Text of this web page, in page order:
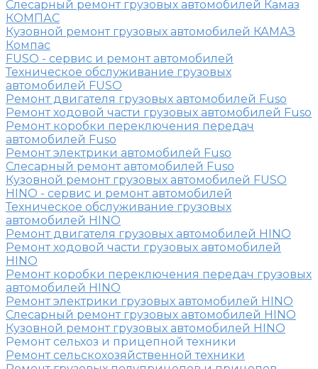
Слесарный ремонт грузовых автомобилей Камаз
КОМПАС
Кузовной ремонт грузовых автомобилей КАМАЗ
Компас
FUSO - сервис и ремонт автомобилей
Техническое обслуживание грузовых
автомобилей FUSO
Ремонт двигателя грузовых автомобилей Fuso
Ремонт ходовой части грузовых автомобилей Fuso
Ремонт коробки переключения передач
автомобилей Fuso
Ремонт электрики автомобилей Fuso
Слесарный ремонт автомобилей Fuso
Кузовной ремонт грузовых автомобилей FUSO
HINO - сервис и ремонт автомобилей
Техническое обслуживание грузовых
автомобилей HINO
Ремонт двигателя грузовых автомобилей HINO
Ремонт ходовой части грузовых автомобилей
HINO
Ремонт коробки переключения передач грузовых
автомобилей HINO
Ремонт электрики грузовых автомобилей HINO
Слесарный ремонт грузовых автомобилей HINO
Кузовной ремонт грузовых автомобилей HINO
Ремонт сельхоз и прицепной техники
Ремонт сельскохозяйственной техники